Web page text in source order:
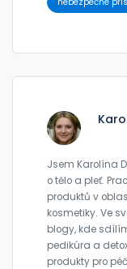
Jsem Karolína
o tělo a pleť.
produktů v
kosmetiky. Ve
blogy, kde
pedikúra a
produkty pro